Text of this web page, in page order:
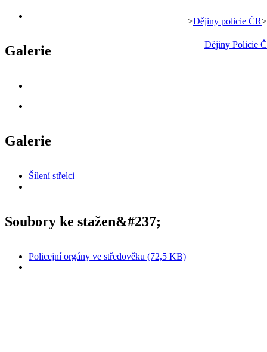
Galerie
Galerie
Šílení střelci
Soubory ke stažen&#237;
Policejní orgány ve středověku (72,5 KB)
>Dějiny policie ČR>
Dějiny Policie